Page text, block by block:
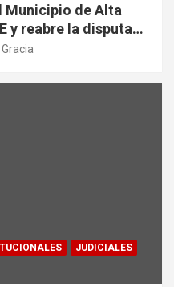
Municipio de Alta
y reabre la disputa
JUDICIALES